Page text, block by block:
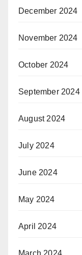
December 2024
November 2024
October 2024
September 2024
August 2024
July 2024
June 2024
May 2024
April 2024
March 2024